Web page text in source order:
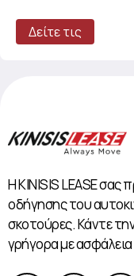
Δείτε τις
Η KINISIS LEASE σας
οδήγησης του
σκοτούρες. Κάντε
γρήγορα με